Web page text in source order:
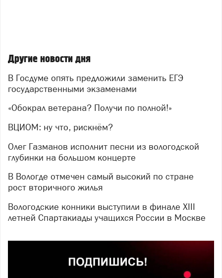
Другие новости дня
В Госдуме опять предложили заменить ЕГЭ
государственными экзаменами
«Обокрал ветерана? Получи по полной!»
ВЦИОМ: ну что, рискнём?
Олег Газманов исполнит песни из вологодской
глубинки на большом концерте
В Вологде отмечен самый высокий по стране
рост вторичного жилья
Вологодские конники выступили в финале XIII
летней Спартакиады учащихся России в Москве